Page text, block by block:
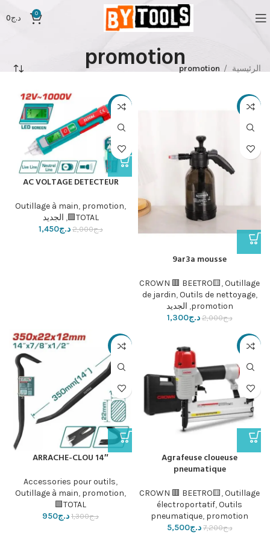
0 د.ج0
promotion الرئيسية promotion
-35%
9ar3a mousse
CROWN 🟥 BEETRO🟨,Outillage
de jardin,Outils de nettoyage,
promotion
, الجديد
د.ج2,000 د.ج1,300
-28%
AC VOLTAGE DETECTEUR
Outillage à main, promotion,
TOTAL🟩
, الجديد
د.ج2,000 د.ج1,450
-24%
Agrafeuse cloueuse
pneumatique
CROWN 🟥 BEETRO🟨,Outillage
électroportatif,Outils
pneumatique, promotion
د.ج7,200 د.ج5,500
-27%
ARRACHE-CLOU 14″
Accessories pour outils,
Outillage à main, promotion,
TOTAL🟩
د.ج1,300 د.ج950